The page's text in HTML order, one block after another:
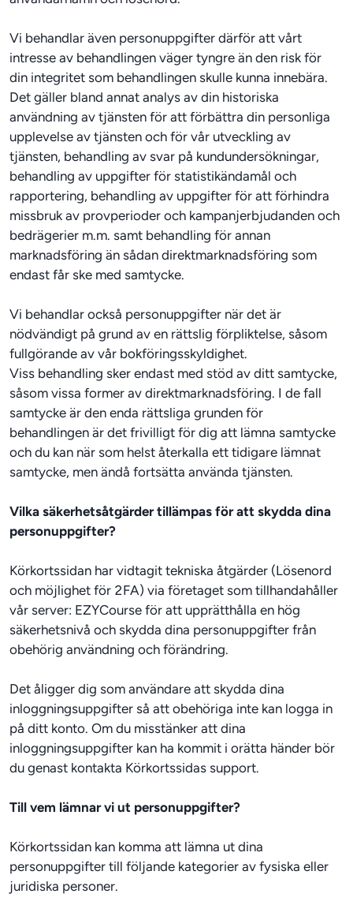
Vi behandlar även personuppgifter därför att vårt
intresse av behandlingen väger tyngre än den risk för
din integritet som behandlingen skulle kunna innebära.
Det gäller bland annat analys av din historiska
användning av tjänsten för att förbättra din personliga
upplevelse av tjänsten och för vår utveckling av
tjänsten, behandling av svar på kundundersökningar,
behandling av uppgifter för statistikändamål och
rapportering, behandling av uppgifter för att förhindra
missbruk av provperioder och kampanjerbjudanden och
bedrägerier m.m. samt behandling för annan
marknadsföring än sådan direktmarknadsföring som
endast får ske med samtycke.
Vi behandlar också personuppgifter när det är
nödvändigt på grund av en rättslig förpliktelse, såsom
fullgörande av vår bokföringsskyldighet.
Viss behandling sker endast med stöd av ditt samtycke,
såsom vissa former av direktmarknadsföring. I de fall
samtycke är den enda rättsliga grunden för
behandlingen är det frivilligt för dig att lämna samtycke
och du kan när som helst återkalla ett tidigare lämnat
samtycke, men ändå fortsätta använda tjänsten.
Vilka säkerhetsåtgärder tillämpas för att skydda dina
personuppgifter?
Körkortssidan har vidtagit tekniska åtgärder (Lösenord
och möjlighet för 2FA) via företaget som tillhandahåller
vår server: EZYCourse för att upprätthålla en hög
säkerhetsnivå och skydda dina personuppgifter från
obehörig användning och förändring.
Det åligger dig som användare att skydda dina
inloggningsuppgifter så att obehöriga inte kan logga in
på ditt konto. Om du misstänker att dina
inloggningsuppgifter kan ha kommit i orätta händer bör
du genast kontakta Körkortssidas support.
Till vem lämnar vi ut personuppgifter?
Körkortssidan kan komma att lämna ut dina
personuppgifter till följande kategorier av fysiska eller